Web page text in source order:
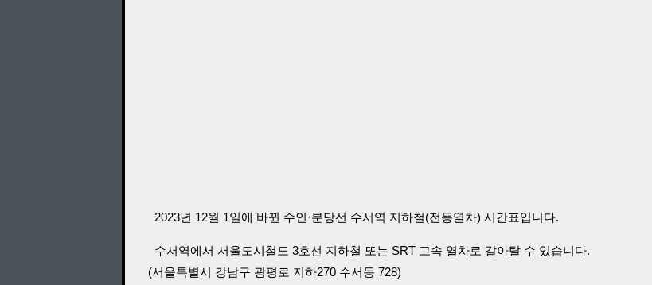
2023년 12월 1일에 바뀐 수인·분당선 수서역 지하철(전동열차) 시간표입니다.
수서역에서 서울도시철도 3호선 지하철 또는 SRT 고속 열차로 갈아탈 수 있습니다.
(서울특별시 강남구 광평로 지하270 수서동 728)